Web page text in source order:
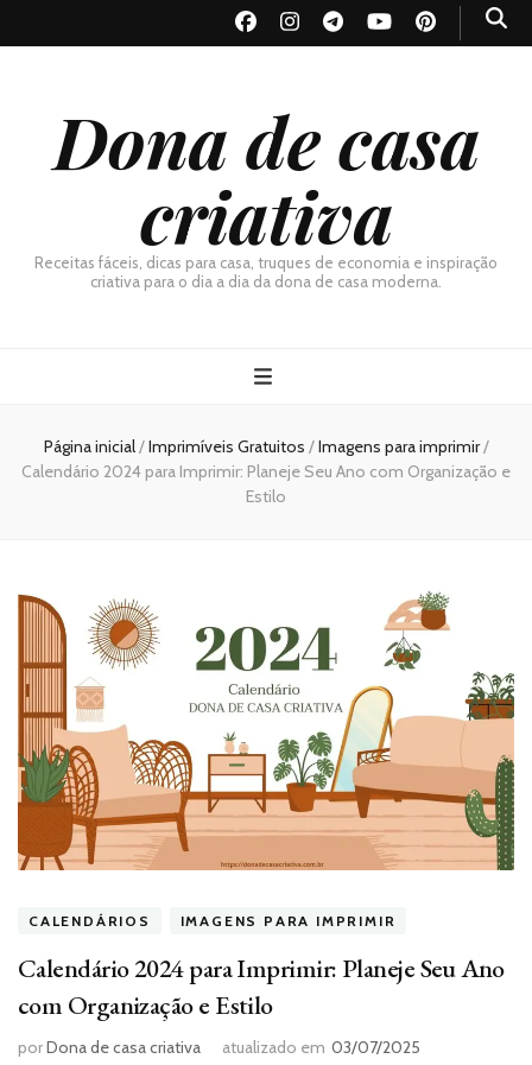
Dona de casa
criativa
Receitas fáceis, dicas para casa, truques de economia e inspiração
criativa para o dia a dia da dona de casa moderna.
Página inicial/Imprimíveis Gratuitos /Imagens para imprimir/
Calendário 2024 para Imprimir: Planeje Seu Ano com Organização e
Estilo
CALENDÁRIOS IMAGENS PARA IMPRIMIR
Calendário 2024 para Imprimir: Planeje Seu Ano
com Organização e Estilo
porDona de casa criativa atualizado em 03/07/2025